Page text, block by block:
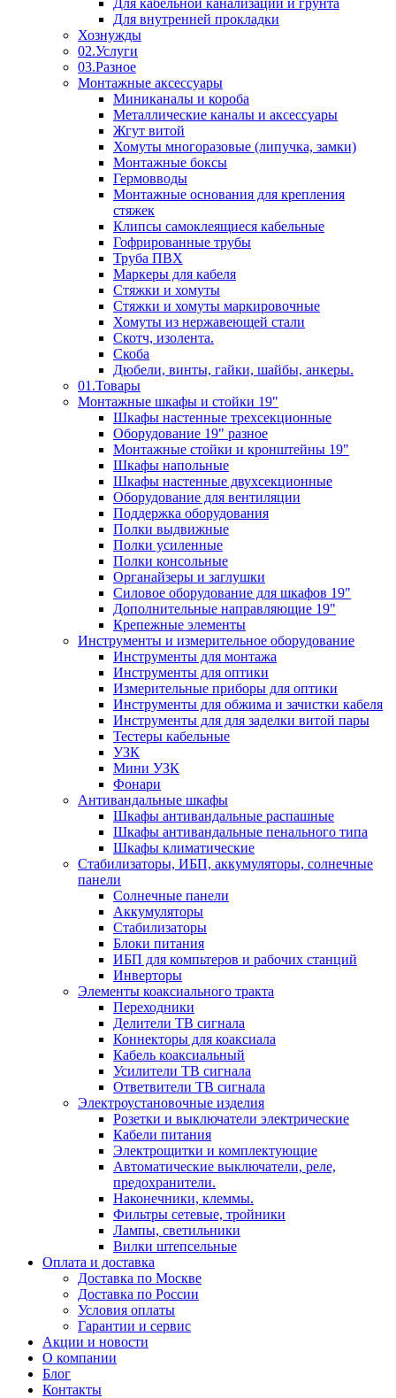
Для кабельной канализации и грунта
Для внутренней прокладки
Хознужды
02.Услуги
03.Разное
Монтажные аксессуары
Миниканалы и короба
Металлические каналы и аксессуары
Жгут витой
Хомуты многоразовые (липучка, замки)
Монтажные боксы
Гермовводы
Монтажные основания для крепления
стяжек
Клипсы самоклеящиеся кабельные
Гофрированные трубы
Труба ПВХ
Маркеры для кабеля
Стяжки и хомуты
Стяжки и хомуты маркировочные
Хомуты из нержавеющей стали
Скотч, изолента.
Скоба
Дюбели, винты, гайки, шайбы, анкеры.
01.Товары
Монтажные шкафы и стойки 19"
Шкафы настенные трехсекционные
Оборудование 19" разное
Монтажные стойки и кронштейны 19"
Шкафы напольные
Шкафы настенные двухсекционные
Оборудование для вентиляции
Поддержка оборудования
Полки выдвижные
Полки усиленные
Полки консольные
Органайзеры и заглушки
Силовое оборудование для шкафов 19"
Дополнительные направляющие 19"
Крепежные элементы
Инструменты и измерительное оборудование
Инструменты для монтажа
Инструменты для оптики
Измерительные приборы для оптики
Инструменты для обжима и зачистки кабеля
Инструменты для для заделки витой пары
Тестеры кабельные
УЗК
Мини УЗК
Фонари
Антивандальные шкафы
Шкафы антивандальные распашные
Шкафы антивандальные пенального типа
Шкафы климатические
Стабилизаторы, ИБП, аккумуляторы, солнечные
панели
Солнечные панели
Аккумуляторы
Стабилизаторы
Блоки питания
ИБП для компьтеров и рабочих станций
Инверторы
Элементы коаксиального тракта
Переходники
Делители ТВ сигнала
Коннекторы для коаксиала
Кабель коаксиальный
Усилители ТВ сигнала
Ответвители ТВ сигнала
Электроустановочные изделия
Розетки и выключатели электрические
Кабели питания
Электрощитки и комплектующие
Автоматические выключатели, реле,
предохранители.
Наконечники, клеммы.
Фильтры сетевые, тройники
Лампы, светильники
Вилки штепсельные
Оплата и доставка
Доставка по Москве
Доставка по России
Условия оплаты
Гарантии и сервис
Акции и новости
О компании
Блог
Контакты